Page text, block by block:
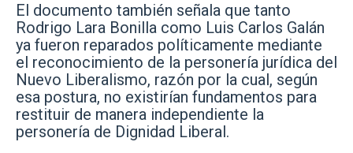
El documento también señala que tanto
Rodrigo Lara Bonilla como Luis Carlos Galán
ya fueron reparados políticamente mediante
el reconocimiento de la personería jurídica del
Nuevo Liberalismo, razón por la cual, según
esa postura, no existirían fundamentos para
restituir de manera independiente la
personería de Dignidad Liberal.